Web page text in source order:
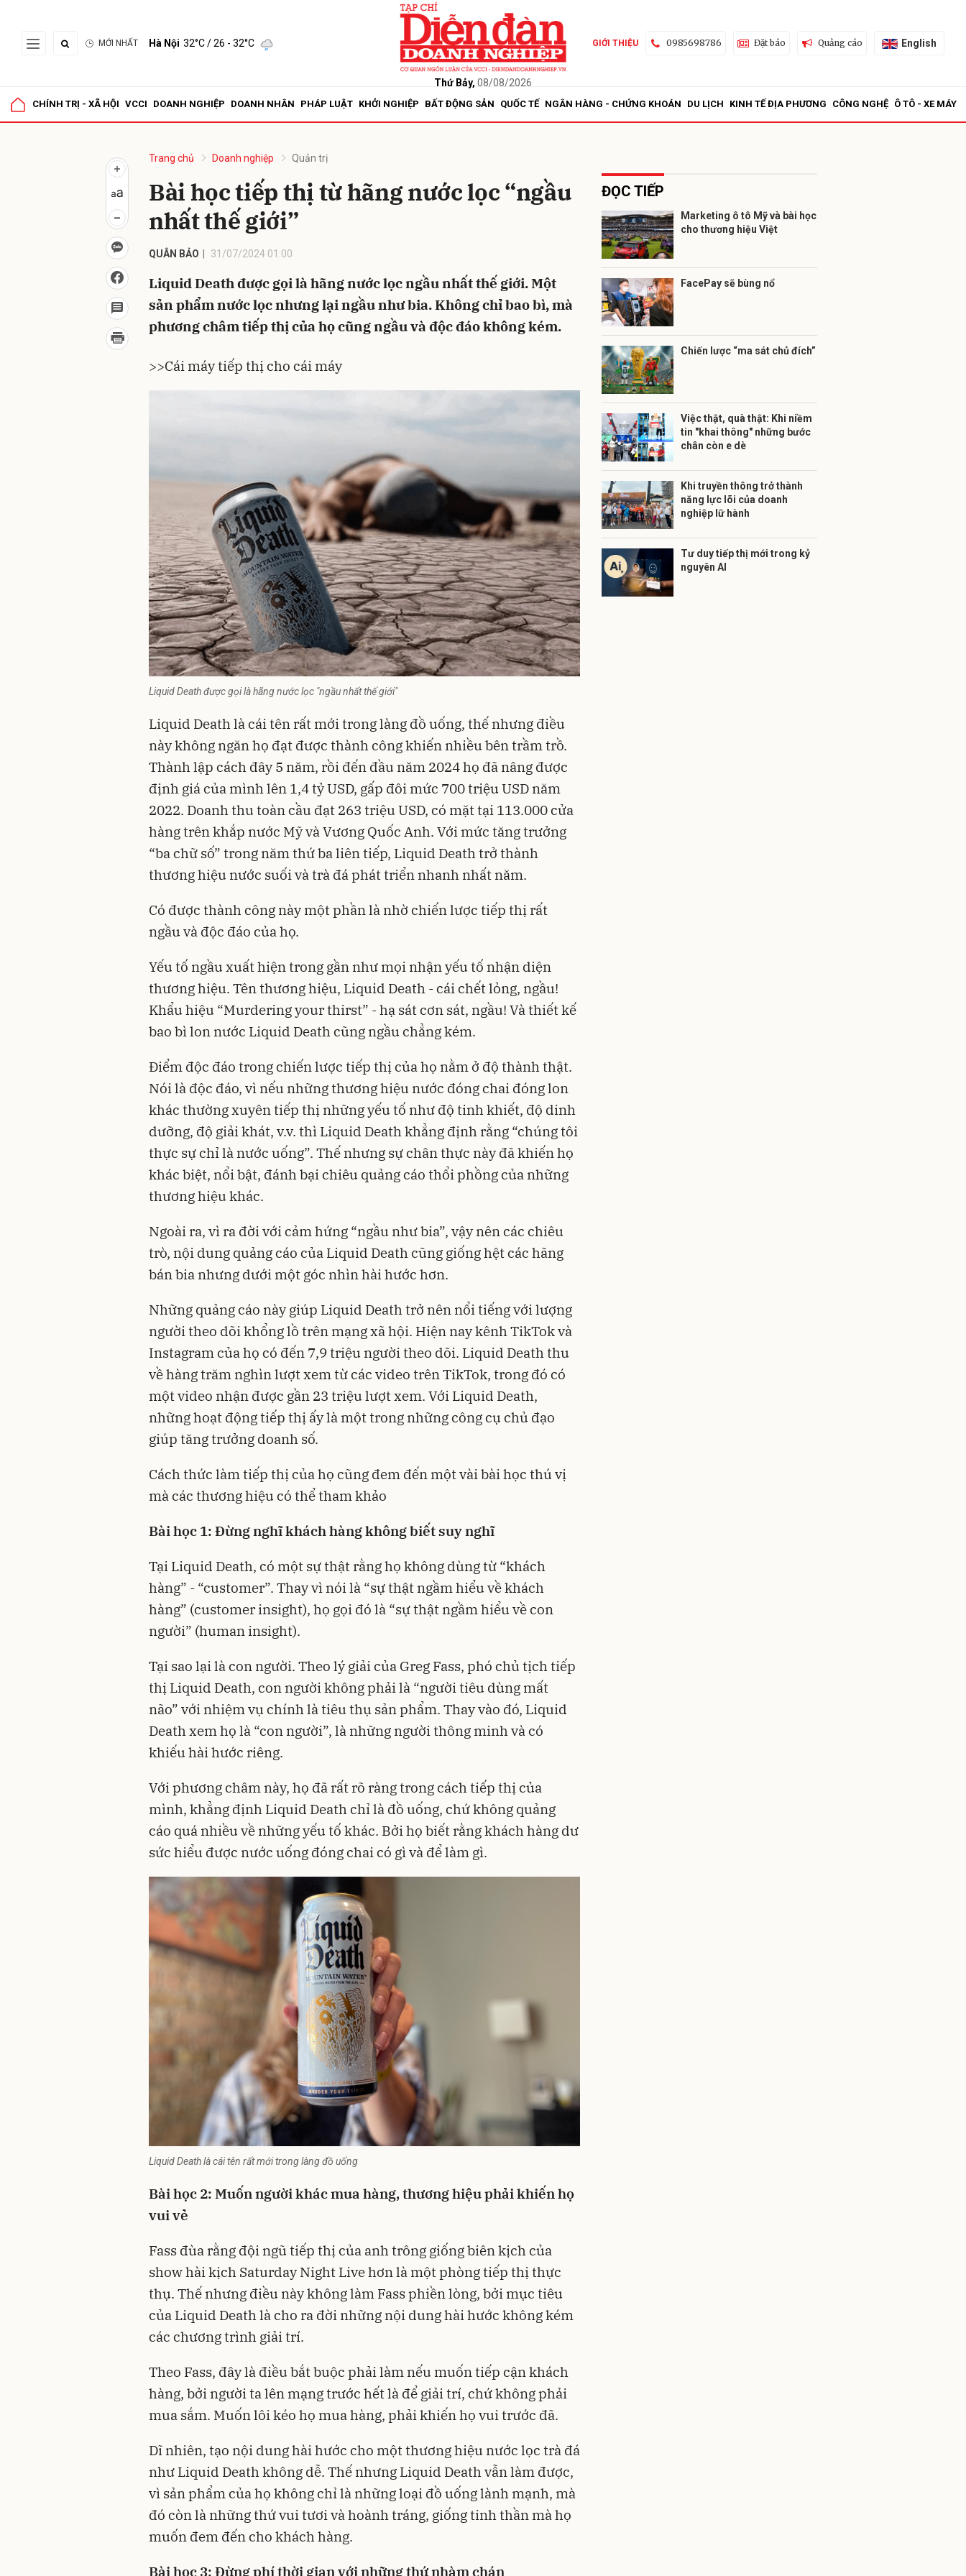
MỚI NHẤT Hà Nội 32°C/ 26 - 32°C
Thứ Bảy, 08/08/2026
GIỚI THIỆU 0985698786 Đặt báo Quảng cáo English
CHÍNH TRỊ - XÃ HỘI VCCI DOANH NGHIỆP DOANH NHÂN PHÁP LUẬT KHỞI NGHIỆP BẤT ĐỘNG SẢN QUỐC TẾ NGÂN HÀNG - CHỨNG KHOÁN DU LỊCH KINH TẾ ĐỊA PHƯƠNG CÔNG NGHỆ Ô TÔ - XE MÁY
Trang chủ Doanh nghiệp Quản trị
Bài học tiếp thị từ hãng nước lọc “ngầu
nhất thế giới”
QUÂN BẢO 31/07/2024 01:00
Liquid Death được gọi là hãng nước lọc ngầu nhất thế giới. Một
sản phẩm nước lọc nhưng lại ngầu như bia. Không chỉ bao bì, mà
phương châm tiếp thị của họ cũng ngầu và độc đáo không kém.
>>Cái máy tiếp thị cho cái máy
Liquid Death được gọi là hãng nước lọc "ngầu nhất thế giới"
Liquid Death là cái tên rất mới trong làng đồ uống, thế nhưng điều
này không ngăn họ đạt được thành công khiến nhiều bên trầm trồ.
Thành lập cách đây 5 năm, rồi đến đầu năm 2024 họ đã nâng được
định giá của mình lên 1,4 tỷ USD, gấp đôi mức 700 triệu USD năm
2022. Doanh thu toàn cầu đạt 263 triệu USD, có mặt tại 113.000 cửa
hàng trên khắp nước Mỹ và Vương Quốc Anh. Với mức tăng trưởng
“ba chữ số” trong năm thứ ba liên tiếp, Liquid Death trở thành
thương hiệu nước suối và trà đá phát triển nhanh nhất năm.
Có được thành công này một phần là nhờ chiến lược tiếp thị rất
ngầu và độc đáo của họ.
Yếu tố ngầu xuất hiện trong gần như mọi nhận yếu tố nhận diện
thương hiệu. Tên thương hiệu, Liquid Death - cái chết lỏng, ngầu!
Khẩu hiệu “Murdering your thirst” - hạ sát cơn sát, ngầu! Và thiết kế
bao bì lon nước Liquid Death cũng ngầu chẳng kém.
Điểm độc đáo trong chiến lược tiếp thị của họ nằm ở độ thành thật.
Nói là độc đáo, vì nếu những thương hiệu nước đóng chai đóng lon
khác thường xuyên tiếp thị những yếu tố như độ tinh khiết, độ dinh
dưỡng, độ giải khát, v.v. thì Liquid Death khẳng định rằng “chúng tôi
thực sự chỉ là nước uống”. Thế nhưng sự chân thực này đã khiến họ
khác biệt, nổi bật, đánh bại chiêu quảng cáo thổi phồng của những
thương hiệu khác.
Ngoài ra, vì ra đời với cảm hứng “ngầu như bia”, vậy nên các chiêu
trò, nội dung quảng cáo của Liquid Death cũng giống hệt các hãng
bán bia nhưng dưới một góc nhìn hài hước hơn.
Những quảng cáo này giúp Liquid Death trở nên nổi tiếng với lượng
người theo dõi khổng lồ trên mạng xã hội. Hiện nay kênh TikTok và
Instagram của họ có đến 7,9 triệu người theo dõi. Liquid Death thu
về hàng trăm nghìn lượt xem từ các video trên TikTok, trong đó có
một video nhận được gần 23 triệu lượt xem. Với Liquid Death,
những hoạt động tiếp thị ấy là một trong những công cụ chủ đạo
giúp tăng trưởng doanh số.
Cách thức làm tiếp thị của họ cũng đem đến một vài bài học thú vị
mà các thương hiệu có thể tham khảo
Bài học 1: Đừng nghĩ khách hàng không biết suy nghĩ
Tại Liquid Death, có một sự thật rằng họ không dùng từ “khách
hàng” - “customer”. Thay vì nói là “sự thật ngầm hiểu về khách
hàng” (customer insight), họ gọi đó là “sự thật ngầm hiểu về con
người” (human insight).
Tại sao lại là con người. Theo lý giải của Greg Fass, phó chủ tịch tiếp
thị Liquid Death, con người không phải là “người tiêu dùng mất
não” với nhiệm vụ chính là tiêu thụ sản phẩm. Thay vào đó, Liquid
Death xem họ là “con người”, là những người thông minh và có
khiếu hài hước riêng.
Với phương châm này, họ đã rất rõ ràng trong cách tiếp thị của
mình, khẳng định Liquid Death chỉ là đồ uống, chứ không quảng
cáo quá nhiều về những yếu tố khác. Bởi họ biết rằng khách hàng dư
sức hiểu được nước uống đóng chai có gì và để làm gì.
Liquid Death là cái tên rất mới trong làng đồ uống
Bài học 2: Muốn người khác mua hàng, thương hiệu phải khiến họ
vui vẻ
Fass đùa rằng đội ngũ tiếp thị của anh trông giống biên kịch của
show hài kịch Saturday Night Live hơn là một phòng tiếp thị thực
thụ. Thế nhưng điều này không làm Fass phiền lòng, bởi mục tiêu
của Liquid Death là cho ra đời những nội dung hài hước không kém
các chương trình giải trí.
Theo Fass, đây là điều bắt buộc phải làm nếu muốn tiếp cận khách
hàng, bởi người ta lên mạng trước hết là để giải trí, chứ không phải
mua sắm. Muốn lôi kéo họ mua hàng, phải khiến họ vui trước đã.
Dĩ nhiên, tạo nội dung hài hước cho một thương hiệu nước lọc trà đá
như Liquid Death không dễ. Thế nhưng Liquid Death vẫn làm được,
vì sản phẩm của họ không chỉ là những loại đồ uống lành mạnh, mà
đó còn là những thứ vui tươi và hoành tráng, giống tinh thần mà họ
muốn đem đến cho khách hàng.
Bài học 3: Đừng phí thời gian với những thứ nhàm chán
ĐỌC TIẾP
Marketing ô tô Mỹ và bài học
cho thương hiệu Việt
FacePay sẽ bùng nổ
Chiến lược “ma sát chủ đích”
Việc thật, quà thật: Khi niềm
tin "khai thông" những bước
chân còn e dè
Khi truyền thông trở thành
năng lực lõi của doanh
nghiệp lữ hành
Tư duy tiếp thị mới trong kỷ
nguyên AI
Gửi